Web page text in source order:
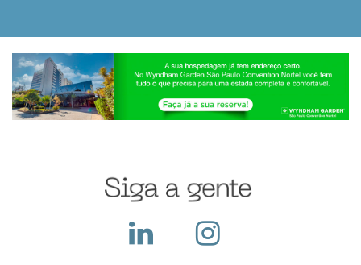
recebe diversos
visitantes em seu
stand, apresenta seus
produtos e serviços,
ocorre a troca de
cartões e...